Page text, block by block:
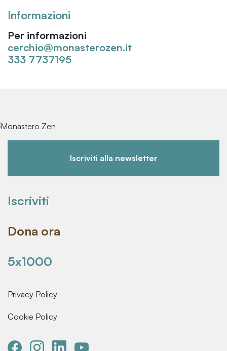
Informazioni
Per informazioni
cerchio@monasterozen.it
333 7737195
Iscriviti alla newsletter
Iscriviti
Dona ora
5x1000
Privacy Policy
Cookie Policy